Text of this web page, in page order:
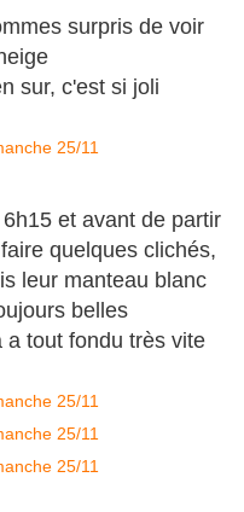
surpris de voir
sur, c'est si joli
et avant de partir
quelques clichés,
leur manteau blanc
belles
tout fondu très vite